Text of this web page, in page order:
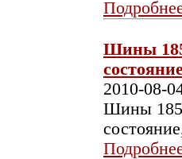
Шины
2010-08-
Шины 185/